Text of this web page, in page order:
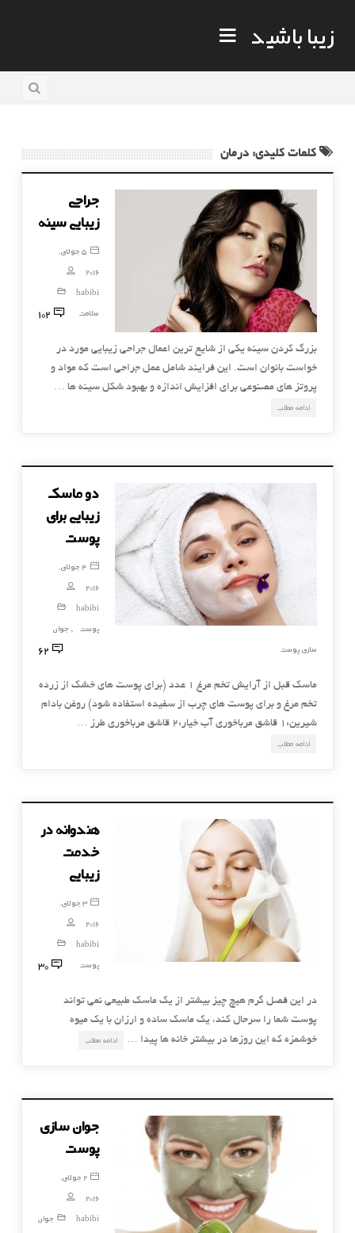
زیبا باشید
کلمات کلیدی: درمان
جراحی
زیبایی سینه
5 جولای,
2016
habibi
سلامت
102
بزرگ کردن سینه یکی از شایع ترین اعمال جراحی زیبایی مورد در
خواست بانوان است. این فرایند شامل عمل جراحی است که مواد و
پروتز های مصنوعی برای افزایش اندازه و بهبود شکل سینه ها …
ادامه مطلب
دو ماسک
زیبایی برای
پوست
4 جولای,
2016
habibi
پوست
, جوان
سازی پوست
62
ماسک قبل از آرایش تخم مرغ ۱ عدد (برای پوست های خشک از زرده
تخم مرغ و برای پوست های چرب از سفیده استفاده شود) روغن بادام
شیرین:۱ قاشق مرباخوری آب خیار:۲ قاشق مرباخوری طرز …
ادامه مطلب
هندوانه در
خدمت
زیبایی
3 جولای,
2016
habibi
پوست
30
در این فصل گرم هیچ چیز بیشتر از یک ماسک طبیعی نمی تواند
پوست شما را سرحال کند، یک ماسک ساده و ارزان با یک میوه
خوشمزه که این روزها در بیشتر خانه ها پیدا …
ادامه مطلب
جوان سازی
پوست
2 جولای,
2016
habibi
جوان